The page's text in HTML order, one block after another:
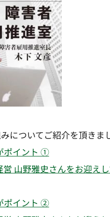
についてご紹介を頂きま
ポイント ①
山野雅史さんをお迎え
ポイント ②